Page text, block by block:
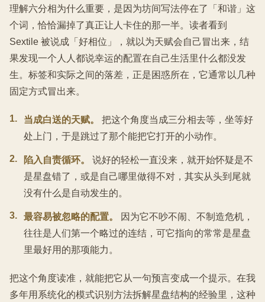
理解六分相为什么重要，是因为坊间写法停在了「和谐」这
个词，恰恰漏掉了真正让人卡住的那一半。读者看到
Sextile 被说成「好相位」，就以为天赋会自己冒出来，结
果发现一个人人都说幸运的配置在自己生活里什么都没发
生。标签和实际之间的落差，正是困惑所在，它通常以几种
固定方式冒出来。
1. 当成白送的天赋。
把这个角度当成三分相去等，坐等好
处上门，于是跳过了那个能把它打开的小动作。
2. 陷入自责循环。
说好的轻松一直没来，就开始怀疑是不
是星盘错了，或是自己哪里做得不对，其实从头到尾就
没有什么是自动发生的。
3. 最容易被忽略的配置。
因为它不吵不闹、不制造危机，
往往是人们第一个略过的连结，可它指向的常常是星盘
里最好用的那项能力。
把这个角度读准，就能把它从一句预言变成一个提示。在我
多年用系统化的模式识别方法拆解星盘结构的经验里，这种